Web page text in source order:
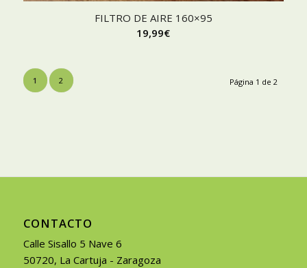
FILTRO DE AIRE 160×95
19,99€
Página 1 de 2
1 2
CONTACTO
Calle Sisallo 5 Nave 6
50720, La Cartuja - Zaragoza